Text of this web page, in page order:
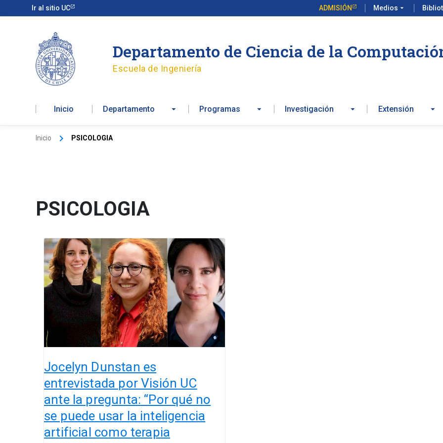
Ir al sitio UC ADMISIÓN Medios arrow_drop_down
al
Departamento de Ciencia de la
Escuela de Ingeniería
Inicio Departamento Programas Investigación Extensión
Inicio PSICOLOGIA
PSICOLOGIA
Jocelyn Dunstan es
entrevistada por Visión UC
ante la pregunta: “Por qué no
se puede usar la inteligencia
artificial como terapia
Jocelyn
Dunstan
es
entrevistada
por
Visión
la
pregunta:
“Por
qué
no
se
usar
la